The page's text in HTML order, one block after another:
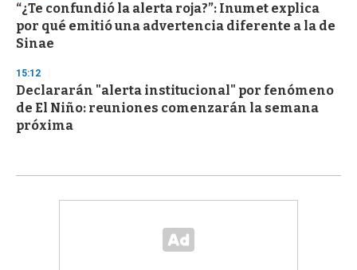
“¿Te confundió la alerta roja?”: Inumet explica
por qué emitió una advertencia diferente a la de
Sinae
15:12
Declararán "alerta institucional" por fenómeno
de El Niño: reuniones comenzarán la semana
próxima